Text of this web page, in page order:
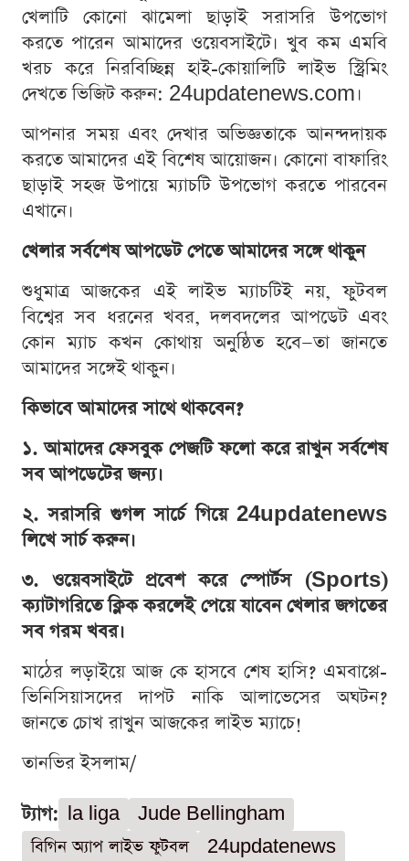
খেলাটি কোনো ঝামেলা ছাড়াই সরাসরি উপভোগ
করতে পারেন আমাদের ওয়েবসাইটে। খুব কম এমবি
খরচ করে নিরবিচ্ছিন্ন হাই-কোয়ালিটি লাইভ স্ট্রিমিং
দেখতে ভিজিট করুন: 24updatenews.com।
আপনার সময় এবং দেখার অভিজ্ঞতাকে আনন্দদায়ক
করতে আমাদের এই বিশেষ আয়োজন। কোনো বাফারিং
ছাড়াই সহজ উপায়ে ম্যাচটি উপভোগ করতে পারবেন
এখানে।
খেলার সর্বশেষ আপডেট পেতে আমাদের সঙ্গে থাকুন
শুধুমাত্র আজকের এই লাইভ ম্যাচটিই নয়, ফুটবল
বিশ্বের সব ধরনের খবর, দলবদলের আপডেট এবং
কোন ম্যাচ কখন কোথায় অনুষ্ঠিত হবে—তা জানতে
আমাদের সঙ্গেই থাকুন।
কিভাবে আমাদের সাথে থাকবেন?
১. আমাদের ফেসবুক পেজটি ফলো করে রাখুন সর্বশেষ
সব আপডেটের জন্য।
২. সরাসরি গুগল সার্চে গিয়ে 24updatenews
লিখে সার্চ করুন।
৩. ওয়েবসাইটে প্রবেশ করে স্পোর্টস (Sports)
ক্যাটাগরিতে ক্লিক করলেই পেয়ে যাবেন খেলার জগতের
সব গরম খবর।
মাঠের লড়াইয়ে আজ কে হাসবে শেষ হাসি? এমবাপ্পে-
ভিনিসিয়াসদের দাপট নাকি আলাভেসের অঘটন?
জানতে চোখ রাখুন আজকের লাইভ ম্যাচে!
তানভির ইসলাম/
ট্যাগ: la liga
Jude Bellingham
বিগিন অ্যাপ লাইভ ফুটবল
24updatenews